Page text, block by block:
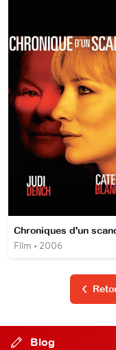
Chroniques d'un
Film • 2006
Blog